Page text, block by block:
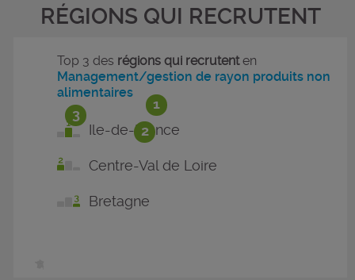
RÉGIONS QUI RECRUTENT
3
2
1
Top 3 des régions qui recrutenten
Management/gestion de rayon produits non
alimentaires
Ile-de-France
Centre-Val de Loire
Bretagne